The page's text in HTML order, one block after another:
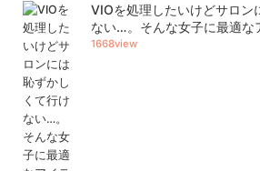
VIOを処理したいけどサロン
ない…。そんな女子に最適な
1668view